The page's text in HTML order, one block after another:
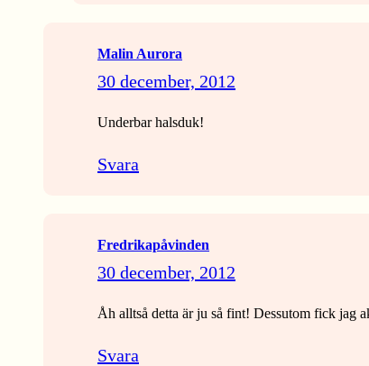
Malin Aurora
30 december, 2012
Underbar halsduk!
Svara
Fredrikapåvinden
30 december, 2012
Åh alltså detta är ju så fint! Dessutom fick jag
Svara